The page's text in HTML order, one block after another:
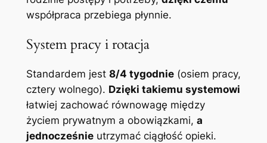
współpraca przebiega płynnie.
System pracy i rotacja
Standardem jest 8/4 tygodnie(osiem pracy,
cztery wolnego). Dzięki takiemu systemowi
łatwiej zachować równowagę między
życiem prywatnym a obowiązkami, a
jednocześnieutrzymać ciągłość opieki.